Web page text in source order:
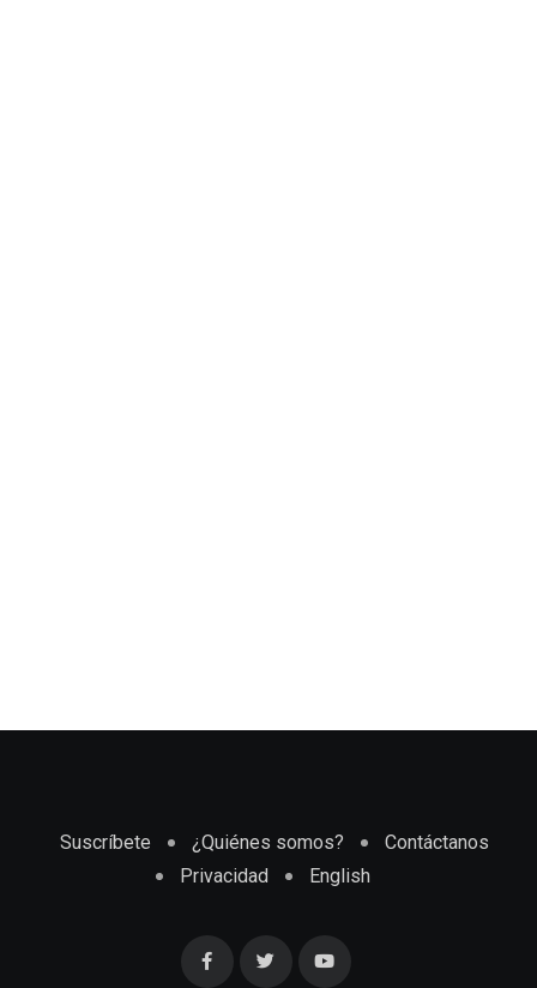
Suscríbete ¿Quiénes somos?
Contáctanos
Privacidad
English